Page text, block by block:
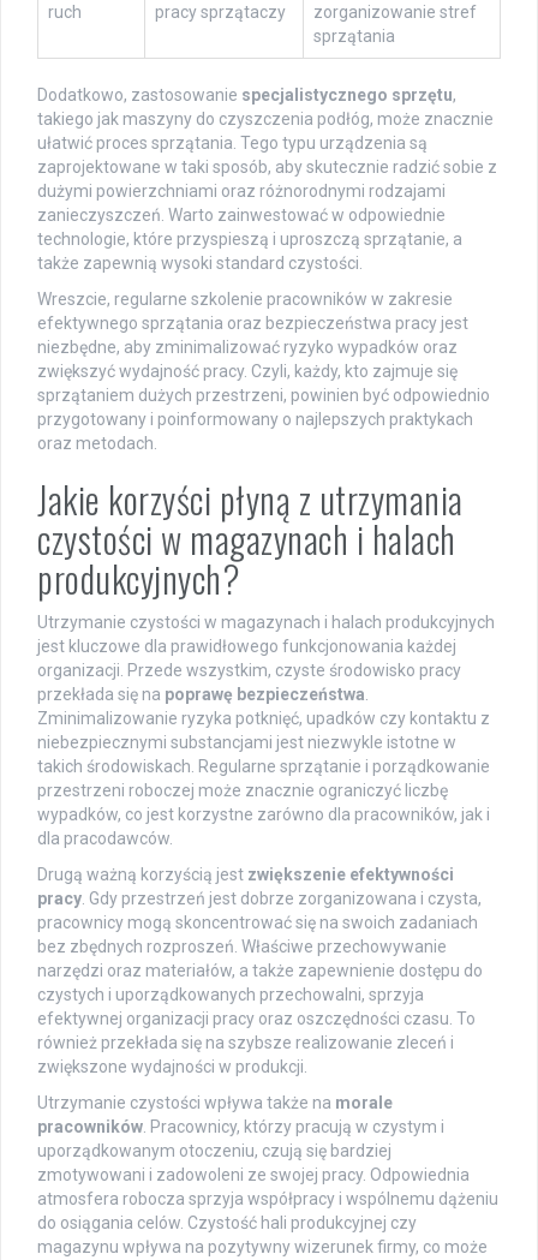
ruch
pracy sprzątaczy
zorganizowanie stref
sprzątania
Dodatkowo, zastosowanie specjalistycznego sprzętu,
takiego jak maszyny do czyszczenia podłóg, może znacznie
ułatwić proces sprzątania. Tego typu urządzenia są
zaprojektowane w taki sposób, aby skutecznie radzić sobie z
dużymi powierzchniami oraz różnorodnymi rodzajami
zanieczyszczeń. Warto zainwestować w odpowiednie
technologie, które przyspieszą i uproszczą sprzątanie, a
także zapewnią wysoki standard czystości.
Wreszcie, regularne szkolenie pracowników w zakresie
efektywnego sprzątania oraz bezpieczeństwa pracy jest
niezbędne, aby zminimalizować ryzyko wypadków oraz
zwiększyć wydajność pracy. Czyli, każdy, kto zajmuje się
sprzątaniem dużych przestrzeni, powinien być odpowiednio
przygotowany i poinformowany o najlepszych praktykach
oraz metodach.
Jakie korzyści płyną z utrzymania
czystości w magazynach i halach
produkcyjnych?
Utrzymanie czystości w magazynach i halach produkcyjnych
jest kluczowe dla prawidłowego funkcjonowania każdej
organizacji. Przede wszystkim, czyste środowisko pracy
przekłada się na poprawę bezpieczeństwa
Zminimalizowanie ryzyka potknięć, upadków czy kontaktu z
niebezpiecznymi substancjami jest niezwykle istotne w
takich środowiskach. Regularne sprzątanie i porządkowanie
przestrzeni roboczej może znacznie ograniczyć liczbę
wypadków, co jest korzystne zarówno dla pracowników, jak i
dla pracodawców.
Drugą ważną korzyścią jest zwiększenie efektywności
pracy . Gdy przestrzeń jest dobrze zorganizowana i czysta,
pracownicy mogą skoncentrować się na swoich zadaniach
bez zbędnych rozproszeń. Właściwe przechowywanie
narzędzi oraz materiałów, a także zapewnienie dostępu do
czystych i uporządkowanych przechowalni, sprzyja
efektywnej organizacji pracy oraz oszczędności czasu. To
również przekłada się na szybsze realizowanie zleceń i
zwiększone wydajności w produkcji.
Utrzymanie czystości wpływa także na morale
pracowników . Pracownicy, którzy pracują w czystym i
uporządkowanym otoczeniu, czują się bardziej
zmotywowani i zadowoleni ze swojej pracy. Odpowiednia
atmosfera robocza sprzyja współpracy i wspólnemu dążeniu
do osiągania celów. Czystość hali produkcyjnej czy
magazynu wpływa na pozytywny wizerunek firmy, co może